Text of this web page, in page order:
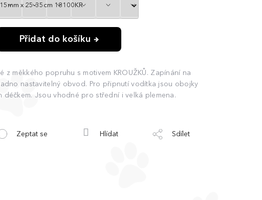
Přidat do košíku
z měkkého popruhu s motivem KROUŽKŮ. Zapínání na
nastavitelný obvod. Pro připnutí vodítka jsou obojky
déčkem. Jsou vhodné pro střední i velká plemena.
Zeptat se Hlídat Sdílet